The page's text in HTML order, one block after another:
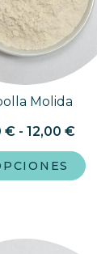
Molida
€ - 12,00 €